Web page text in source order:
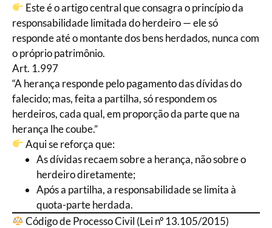
Este é o artigo central que consagra o princípio da
responsabilidade limitada do herdeiro — ele só
responde até o montante dos bens herdados, nunca com
o próprio patrimônio.
Art. 1.997
“A herança responde pelo pagamento das dívidas do
falecido; mas, feita a partilha, só respondem os
herdeiros, cada qual, em proporção da parte que na
herança lhe coube.”
Aqui se reforça que:
As dívidas recaem sobre a herança, não sobre o
herdeiro diretamente;
Após a partilha, a responsabilidade se limita à
quota-parte herdada.
Código de Processo Civil (Lei nº 13.105/2015)